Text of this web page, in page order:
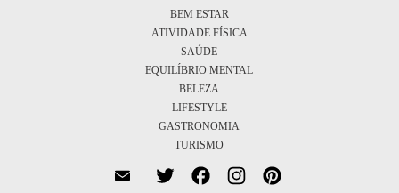
BEM ESTAR
ATIVIDADE FÍSICA
SAÚDE
EQUILÍBRIO MENTAL
BELEZA
LIFESTYLE
GASTRONOMIA
TURISMO
TwitterFacebookInstagram